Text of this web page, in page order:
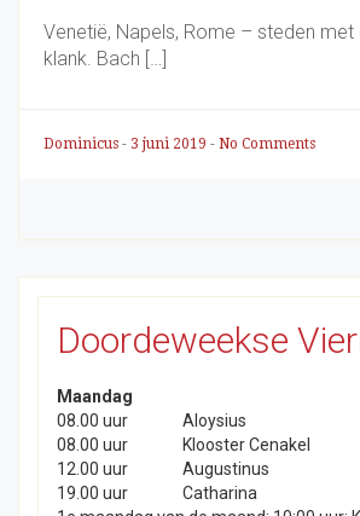
Venetië, Napels, Rome – steden
klank. Bach […]
Dominicus - 3 juni 2019 - No Comments
Doordeweekse
Maandag
08.00 uur
Aloysius
08.00 uur
Klooster Cenakel
12.00 uur
Augustinus
19.00 uur
Catharina